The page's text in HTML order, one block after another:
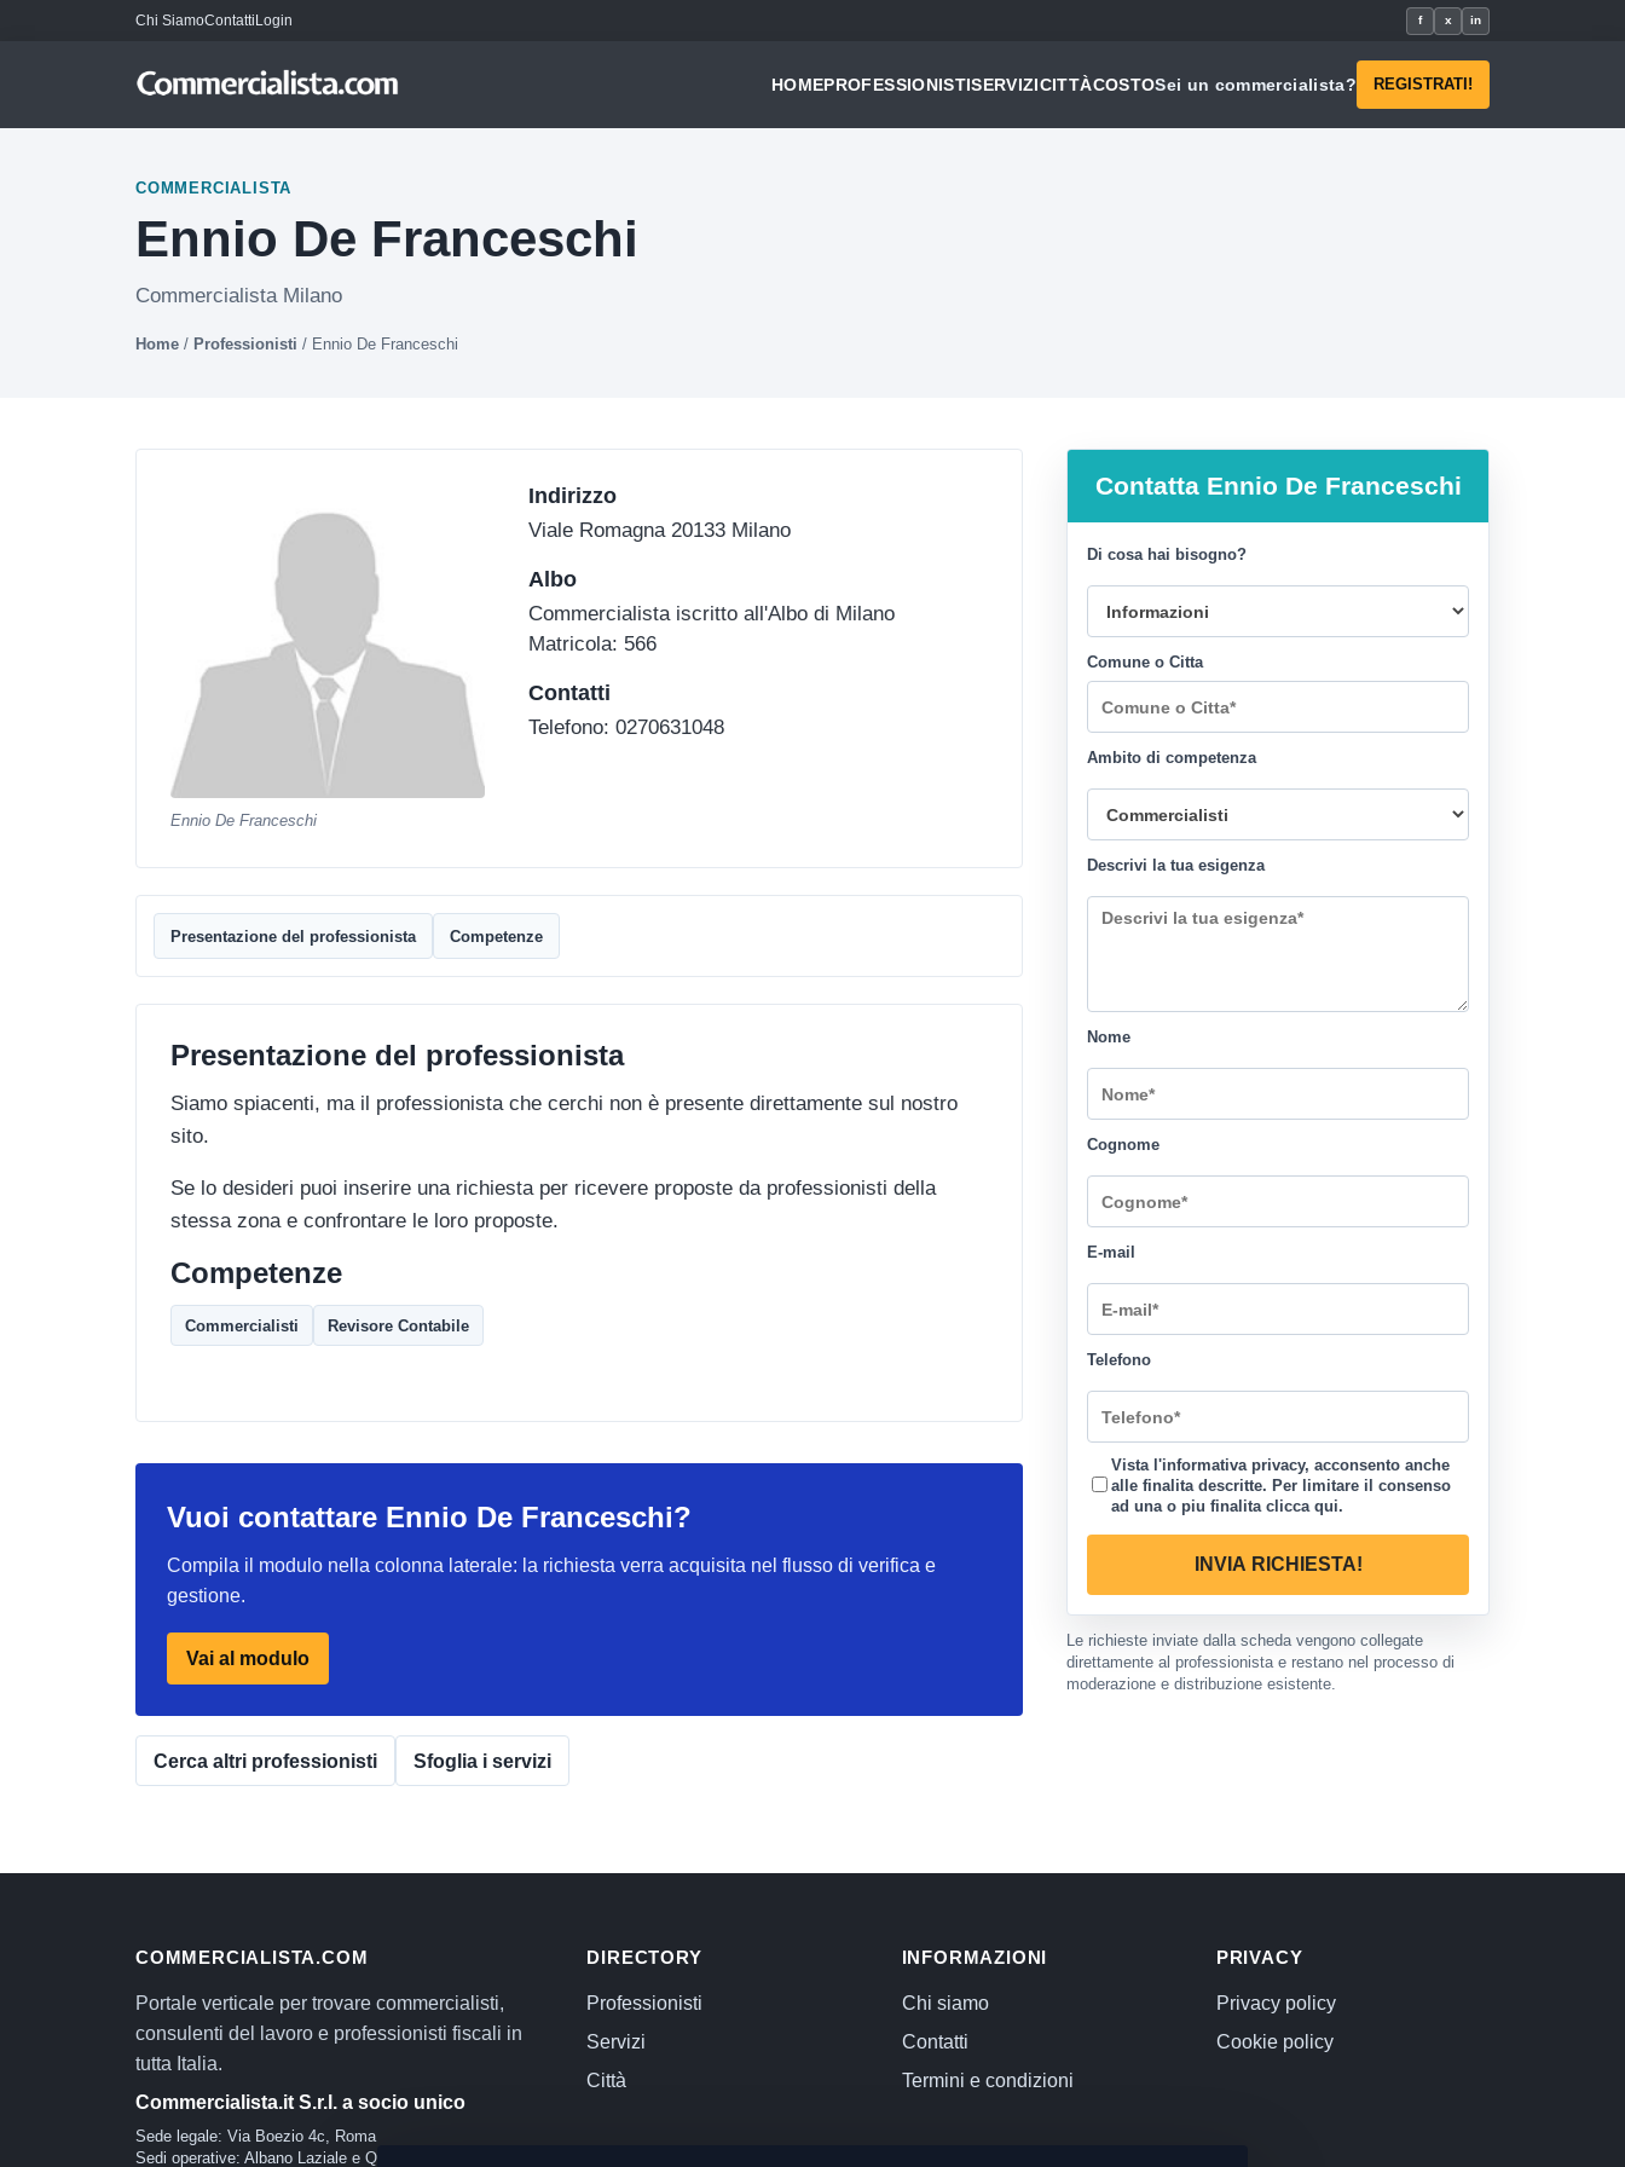
Chi SiamoContattiLogin f x in
HOMEPROFESSIONISTISERVIZICITTÀCOSTOSei un commercialista? REGISTRATI!
COMMERCIALISTA
Ennio De Franceschi
Commercialista Milano
Home / Professionisti / Ennio De Franceschi
Ennio De Franceschi
Indirizzo
Viale Romagna 20133 Milano
Albo
Commercialista iscritto all'Albo di Milano
Matricola: 566
Contatti
Telefono: 0270631048
Presentazione del professionista Competenze
Presentazione del professionista
Siamo spiacenti, ma il professionista che cerchi non è presente direttamente sul nostro
sito.
Se lo desideri puoi inserire una richiesta per ricevere proposte da professionisti della
stessa zona e confrontare le loro proposte.
Competenze
Commercialisti Revisore Contabile
Vuoi contattare Ennio De Franceschi?
Compila il modulo nella colonna laterale: la richiesta verra acquisita nel flusso di verifica e
gestione.
Vai al modulo
Cerca altri professionisti Sfoglia i servizi
Contatta Ennio De Franceschi
Di cosa hai bisogno?
Comune o Citta
Ambito di competenza
Descrivi la tua esigenza
Nome
Cognome
E-mail
Telefono
Vista l'informativa privacy, acconsento anche
alle finalita descritte. Per limitare il consenso
ad una o piu finalita clicca qui.
INVIA RICHIESTA!
Le richieste inviate dalla scheda vengono collegate
direttamente al professionista e restano nel processo di
moderazione e distribuzione esistente.
COMMERCIALISTA.COM
Portale verticale per trovare commercialisti,
consulenti del lavoro e professionisti fiscali in
tutta Italia.
Commercialista.it S.r.l. a socio unico
Sede legale: Via Boezio 4c, Roma
Sedi operative: Albano Laziale e Quartu Sant'Elena
DIRECTORY
Professionisti
Servizi
Città
INFORMAZIONI
Chi siamo
Contatti
Termini e condizioni
PRIVACY
Privacy policy
Cookie policy